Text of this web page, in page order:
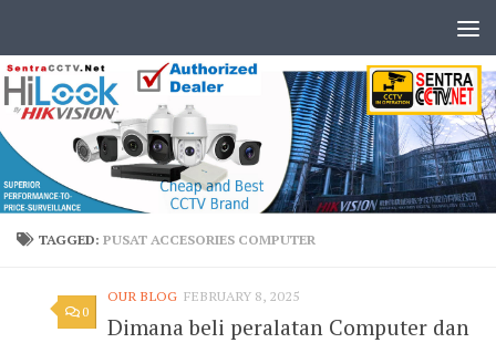
TAGGED:PUSAT ACCESORIES COMPUTER
0
OUR BLOG FEBRUARY 8, 2025
Dimana beli peralatan Computer dan